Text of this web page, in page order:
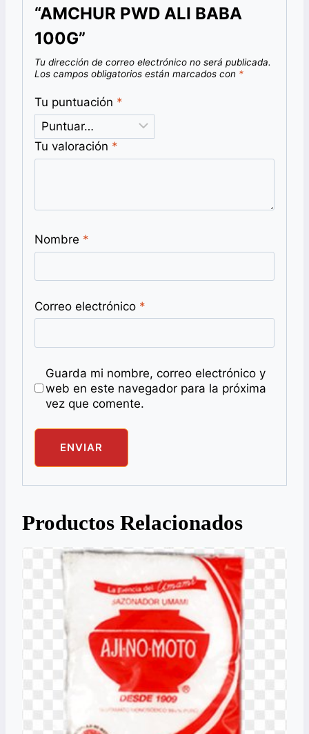
“AMCHUR PWD ALI BABA
100G”
Tu dirección de correo electrónico no será publicada.
Los campos obligatorios están marcados con *
Tu puntuación *
Tu valoración *
Nombre *
Correo electrónico *
Guarda mi nombre, correo electrónico y
web en este navegador para la próxima
vez que comente.
Productos Relacionados